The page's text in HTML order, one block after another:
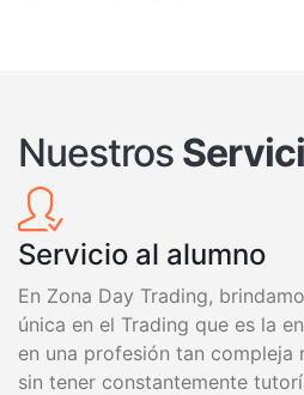
Nuestros
Servicio al alumno
En Zona Day Trading,
única en el Trading que es la
en una profesión tan compleja
sin tener constantemente